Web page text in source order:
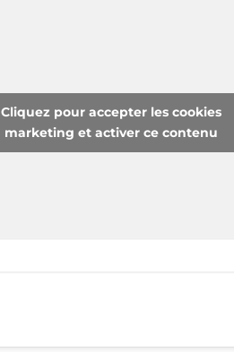
Cliquez pour accepter les cookies
marketing et activer ce contenu